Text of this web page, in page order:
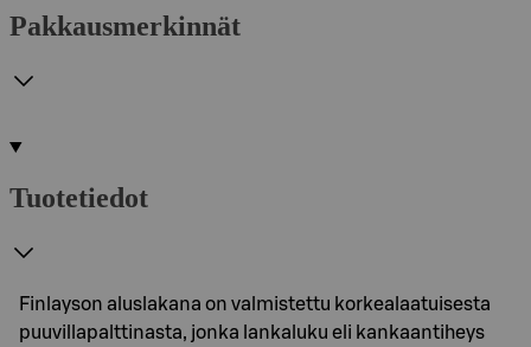
Pakkausmerkinnät
Tuotetiedot
Finlayson aluslakana on valmistettu korkealaatuisesta
puuvillapalttinasta, jonka lankaluku eli kankaantiheys